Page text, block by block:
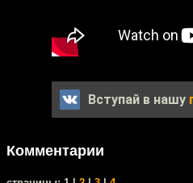
Вступай в нашу
Комментарии